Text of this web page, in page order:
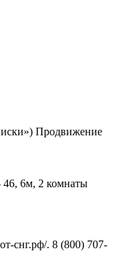
Продвижение
46, 6м, 2 комнаты
снг.рф/. 8 (800) 707-